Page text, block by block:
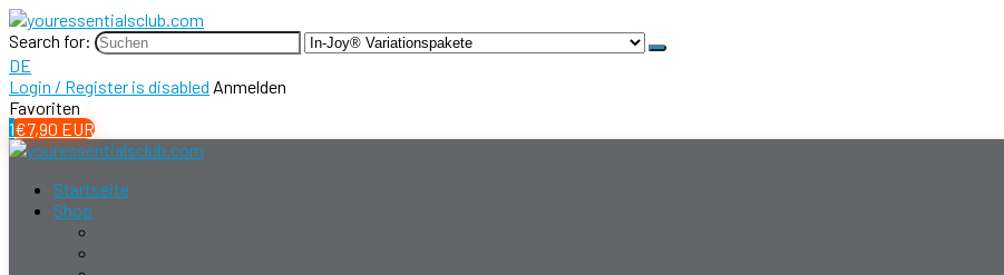
Search for:
DE
Login / Register is disabled Anmelden
Favoriten
1€7,90 EUR
Startseite
Shop